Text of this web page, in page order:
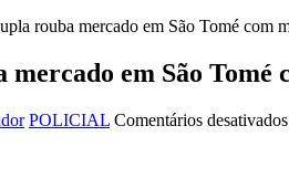
rouba mercado em São Tomé com
mercado em São
POLICIAL Comentários desativados